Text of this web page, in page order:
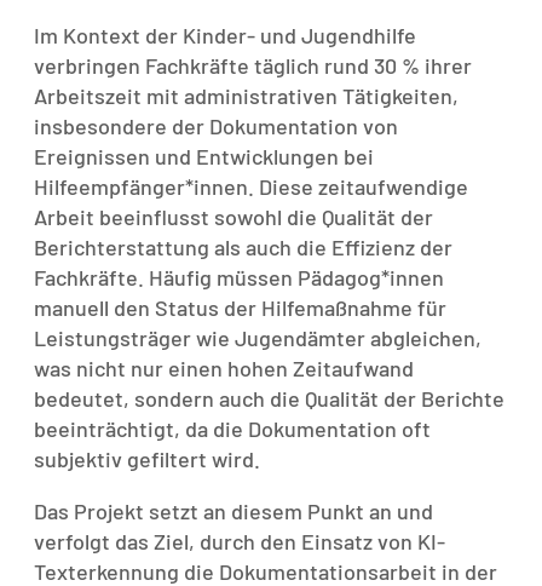
Im Kontext der Kinder- und Jugendhilfe
verbringen Fachkräfte täglich rund 30 % ihrer
Arbeitszeit mit administrativen Tätigkeiten,
insbesondere der Dokumentation von
Ereignissen und Entwicklungen bei
Hilfeempfänger*innen. Diese zeitaufwendige
Arbeit beeinflusst sowohl die Qualität der
Berichterstattung als auch die Effizienz der
Fachkräfte. Häufig müssen Pädagog*innen
manuell den Status der Hilfemaßnahme für
Leistungsträger wie Jugendämter abgleichen,
was nicht nur einen hohen Zeitaufwand
bedeutet, sondern auch die Qualität der Berichte
beeinträchtigt, da die Dokumentation oft
subjektiv gefiltert wird.
Das Projekt setzt an diesem Punkt an und
verfolgt das Ziel, durch den Einsatz von KI-
Texterkennung die Dokumentationsarbeit in der